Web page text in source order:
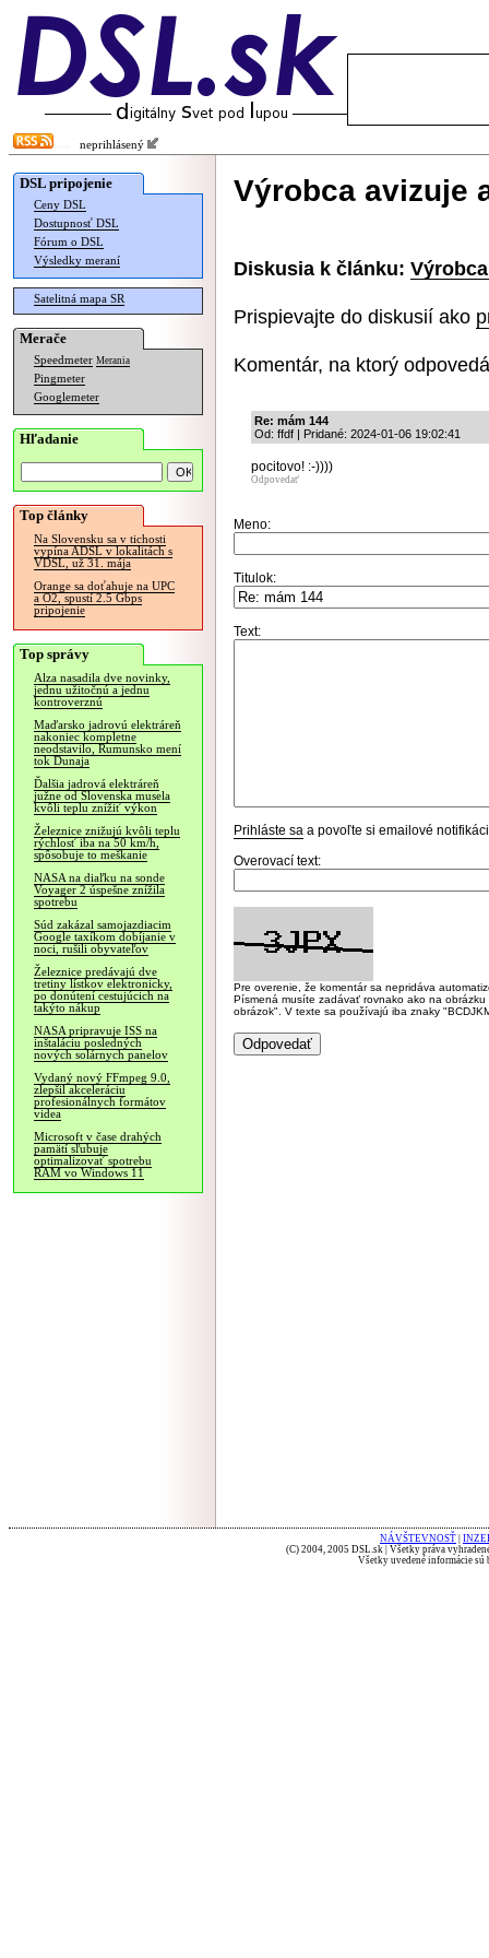
neprihlásený
DSL pripojenie
Ceny DSL
Dostupnosť DSL
Fórum o DSL
Výsledky meraní
Satelitná mapa SR
Merače
Speedmeter Merania
Pingmeter
Googlemeter
Hľadanie
Top články
Na Slovensku sa v tichosti
vypína ADSL v lokalitách s
VDSL, už 31. mája
Orange sa doťahuje na UPC
a O2, spustí 2.5 Gbps
pripojenie
Top správy
Alza nasadila dve novinky,
jednu užitočnú a jednu
kontroverznú
Maďarsko jadrovú elektráreň
nakoniec kompletne
neodstavilo, Rumunsko mení
tok Dunaja
Ďalšia jadrová elektráreň
južne od Slovenska musela
kvôli teplu znížiť výkon
Železnice znižujú kvôli teplu
rýchlosť iba na 50 km/h,
spôsobuje to meškanie
NASA na diaľku na sonde
Voyager 2 úspešne znížila
spotrebu
Súd zakázal samojazdiacim
Google taxíkom dobíjanie v
noci, rušili obyvateľov
Železnice predávajú dve
tretiny lístkov elektronicky,
po donútení cestujúcich na
takýto nákup
NASA pripravuje ISS na
inštaláciu posledných
nových solárnych panelov
Vydaný nový FFmpeg 9.0,
zlepšil akceleráciu
profesionálnych formátov
videa
Microsoft v čase drahých
pamätí sľubuje
optimalizovať spotrebu
RAM vo Windows 11
Výrobca avizuje
Diskusia k článku:
Prispievajte do diskusií ako
Komentár, na ktorý
Re: mám 144
Od: ffdf | Pridané: 2024-01-06 19:02:41
pocitovo! :-))))
Odpovedať
Meno:
Titulok:
Text:
Prihláste sa a povoľte si emailové
Overovací text:
Pre overenie, že komentár sa nepridáva
Písmená musíte zadávať rovnako ako na
obrázok". V texte sa používajú iba znaky
NÁVŠTEVNOSŤ
(C) 2004, 2005 DSL.sk | Všetky práva
Všetky uvedené informácie sú